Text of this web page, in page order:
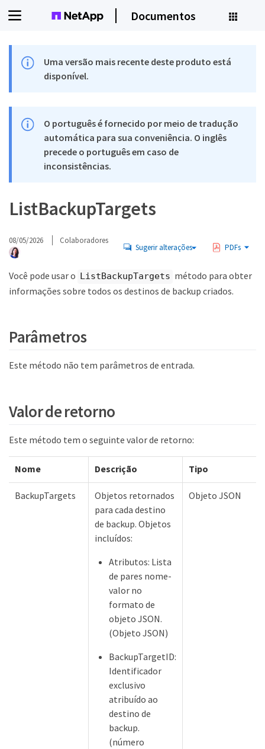
Documentos
Uma versão mais recente deste produto está
disponível.
O português é fornecido por meio de tradução
automática para sua conveniência. O inglês
precede o português em caso de
inconsistências.
ListBackupTargets
08/05/2026 Colaboradores
Sugerir alterações PDFs
Você pode usar o ListBackupTargets método para obter
informações sobre todos os destinos de backup criados.
Parâmetros
Este método não tem parâmetros de entrada.
Valor de retorno
Este método tem o seguinte valor de retorno:
Nome Descrição Tipo
BackupTargets
Objetos retornados
para cada destino
de backup. Objetos
incluídos:
Atributos: Lista
de pares nome-
valor no
formato de
objeto JSON.
(Objeto JSON)
BackupTargetID:
Identificador
exclusivo
atribuído ao
destino de
backup.
(número
Objeto JSON